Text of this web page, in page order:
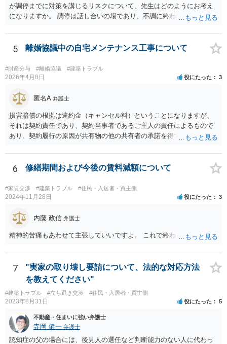
が調停までに対策を講じるリスクについて、先生はどのようにお考え
になりますか。 調停は話し合いの場であり、不調に終われば訴訟で解
いう姑息な手段は使えませんし、公平かつ納得のできる解決というの
は、当事者と裁判所が同じ主張と証拠関係を踏まえた上で初めて実現
できるものだと考えます。 > 2.また、開示する範囲や内容の見せ方に
ついて、何か工夫できる点があればご教示いただけますでしょうか。
弁護士によって考え方が異なるかもしれませんが、資料の一部を相手
にとって不利な事実が隠されているという推認を働かせることに繋が
るリスクがあります（もちろん、争点と全く無関係な部分をマスキン
グ等することはありますが、それは手続戦略とは別の問題です）。 裁
判所は公平な第三者であり、調停委員会に与える心証も考慮する必要
があります。手続を有利に進めたいのであれば、証拠の出し方より
回提出を予定している資料がどのようなものであるのか、争点とどの
て具体的なに採るべき手段は変わってくるため、上記はあくまで個別
事情を踏まえない一般論としてご理解いただき、本件でどのように対
ます。
5 離婚協議中の自宅メンテナンス工事について
#財産分与 #離婚協議 #建築トラブル
2026年4月8日 役にたった 3
匿名A 弁護士
損害賠償の根拠は違約金（キャンセル料）ということになりますが、
それは契約責任であり、契約当事者であるご主人の責任によるもので
あり、契約履行の原因が共有物の他の共有者の承諾を得ていなかった
るべきものであり、奥さんが負担すべき債務ではありません。つまり
奥さんにメンテナンス工事契約を承諾しなければならない義務はあり
ません。 それでも請求をされましたら、個別の法律相談をされること
をお薦めします。
6 修繕期間および今後の賃料減額について
#家賃交渉 #建築トラブル #住民・入居者・買主側
2024年11月28日 役にたった 3
内藤 政信 弁護士
精神的苦痛もあわせて主張していいですよ。 これで終わります。
7
"実家の取り壊し要請について、法的な対応方法
を教えてください"
#建築トラブル #立ち退き交渉 #住民・入居者・買主側
2023年8月31日 役にたった 5
不動産・住まいに強い弁護士
寺岡 健一 弁護士
認知症の父の場合には、後見人の選任など判断能力のない人に代わっ